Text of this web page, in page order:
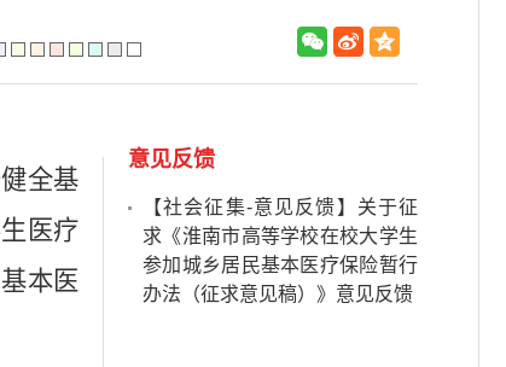
全基
医疗
本医
意见反馈
【社会征集-意见反馈】关于征
求《淮南市高等学校在校大学生
参加城乡居民基本医疗保险暂行
办法（征求意见稿）》意见反馈